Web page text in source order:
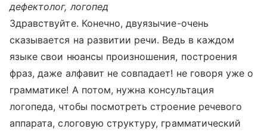
дефектолог, логопед
Здравствуйте. Конечно, двуязычие-очень
сказывается на развитии речи. Ведь в каждом
языке свои нюансы произношения, построения
фраз, даже алфавит не совпадает! не говоря уже о
грамматике! А потом, нужна консультация
логопеда, чтобы посмотреть строение речевого
аппарата, слоговую структуру, грамматический